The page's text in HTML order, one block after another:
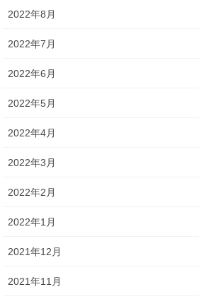
2022年8月
2022年7月
2022年6月
2022年5月
2022年4月
2022年3月
2022年2月
2022年1月
2021年12月
2021年11月